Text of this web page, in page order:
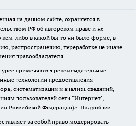
на данном сайте, охраняется в
РФ об авторском праве и не
либо в какой бы то ни было форме, в
распространению, переработке не иначе
правообладателя.
применяются рекомендательные
технологии предоставления
систематизации и анализа сведений,
пользователей сети "Интернет",
Российской Федерации)». Подробнее
за собой право модерировать